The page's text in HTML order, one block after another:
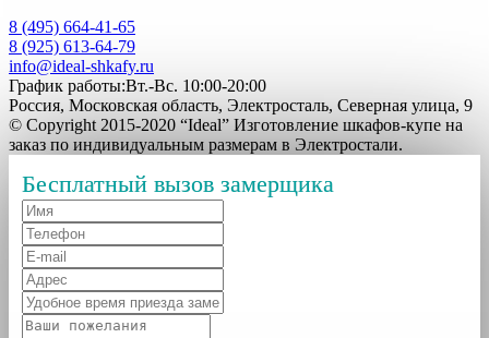
8 (495) 664-41-65
8 (925) 613-64-79
info@ideal-shkafy.ru
График работы:Вт.-Вс. 10:00-20:00
Россия, Московская область, Электросталь, Северная улица, 9
© Copyright 2015-2020 “Ideal” Изготовление шкафов-купе на
заказ по индивидуальным размерам в Электростали.
Бесплатный вызов замерщика